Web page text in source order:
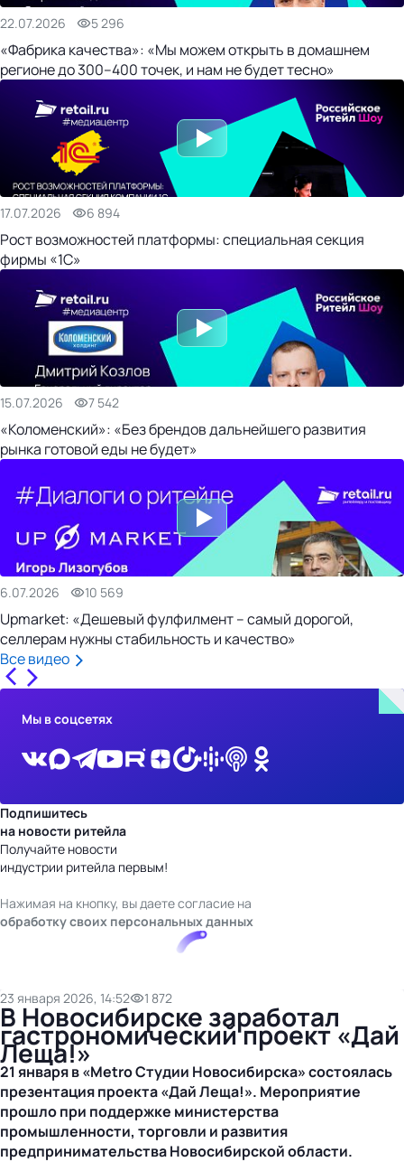
22.07.2026 5 296
«Фабрика качества»: «Мы можем открыть в домашнем
регионе до 300–400 точек, и нам не будет тесно»
17.07.2026 6 894
Рост возможностей платформы: специальная секция
фирмы «1С»
15.07.2026 7 542
«Коломенский»: «Без брендов дальнейшего развития
рынка готовой еды не будет»
6.07.2026 10 569
Upmarket: «Дешевый фулфилмент – самый дорогой,
селлерам нужны стабильность и качество»
Все видео
Мы в соцсетях
Подпишитесь
на новости ритейла
Получайте новости
индустрии ритейла первым!
Нажимая на кнопку, вы даете согласие на
обработку своих персональных данных
23 января 2026, 14:52 1 872
В Новосибирске заработал
гастрономический проект «Дай
Леща!»
21 января в «Metro Студии Новосибирска» состоялась
презентация проекта «Дай Леща!». Мероприятие
прошло при поддержке министерства
промышленности, торговли и развития
предпринимательства Новосибирской области.